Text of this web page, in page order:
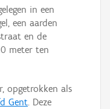
in een
een aarden
en de
meter ten
opgetrokken als
Gent. Deze